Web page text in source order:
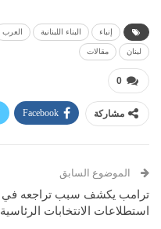
إنباء البناء اللبنانية العرب
لبنان مقالات
0
مشاركة Facebook
البريد الإلكتروني
الموضوع السابق
ترامب يكشف سبب تراجعه في
استطلاعات الانتخابات الرئاسية